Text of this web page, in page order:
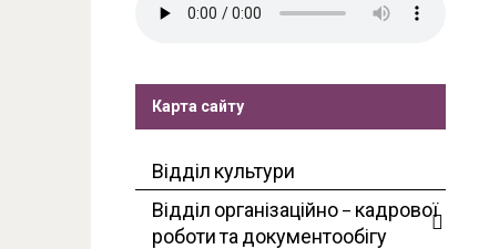
Карта сайту
Відділ культури
Відділ організаційно – кадрової
роботи та документообігу